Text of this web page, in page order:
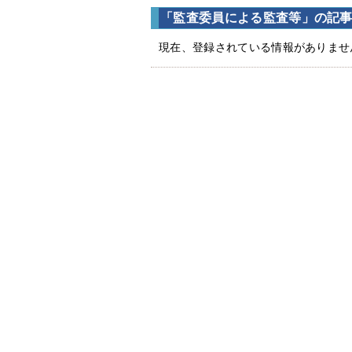
「監査委員による監査等」の記
現在、登録されている情報がありませ